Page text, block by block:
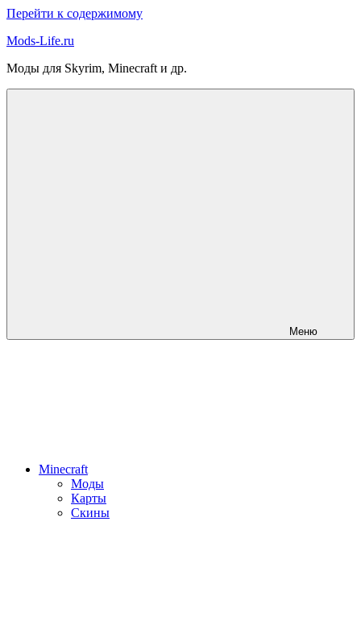
Перейти к содержимому
Mods-Life.ru
Моды для Skyrim, Minecraft и др.
Меню
Minecraft
Моды
Карты
Скины